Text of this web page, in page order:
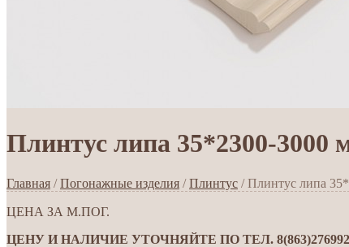
Плинтус липа 35*2300-3000
Главная /Погонажные изделия /Плинтус / Плинтус липа
ЦЕНА ЗА М.ПОГ.
ЦЕНУ И НАЛИЧИЕ УТОЧНЯЙТЕ ПО ТЕЛ. 8(863)2769928